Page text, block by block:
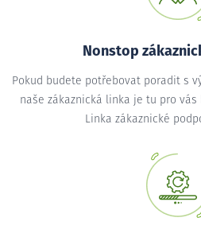
Nonstop
Pokud budete potřebovat poradit s
naše zákaznická linka je tu pro vás
Linka zákaznické